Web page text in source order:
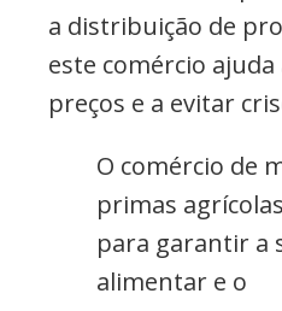
a distribuição de
este comércio
preços e a evitar
O comércio de
primas
para garantir a
alimentar e o